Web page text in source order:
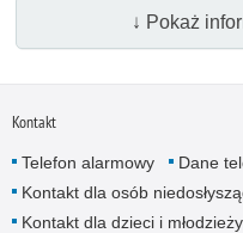
↓ Pokaż
Kontakt
Telefon alarmowy
Dane
Kontakt dla osób
Kontakt dla dzieci i